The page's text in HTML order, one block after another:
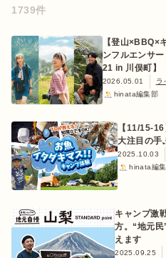
1739件
【登山×BBQ×
ンフルエンサ
21 in 川俣町】
2026.05.01 ラ
hinata編集部
【11/15-
大注目の手
2025.10.03
hinata編
キャンプ激
方。“地元
えます
2025.09.25
公式オンラインス
おすすめ特集
キャンプ用品